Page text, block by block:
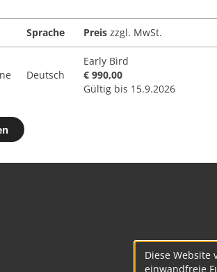
Sprache Preis zzgl. MwSt.
Deutsch
Early Bird
€ 990,00
Gültig bis 15.9.2026
Diese Website
einwandfreie